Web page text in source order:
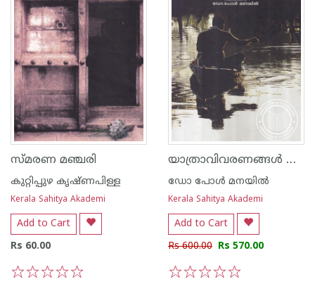
സ്മരണ മഞ്ചരി
കുറ്റിപ്പുഴ കൃഷ്ണപിള്ള
Kerala Sahitya Akademi
Add to Cart
Rs 60.00
യാത്രാവിവരണങ്ങള്‍ പത്തൊമ്പതാം നൂറ്റാണ്ടില്‍
ഡോ പോള്‍ മനയില്‍
Kerala Sahitya Akademi
Add to Cart
Rs 600.00 Rs 570.00